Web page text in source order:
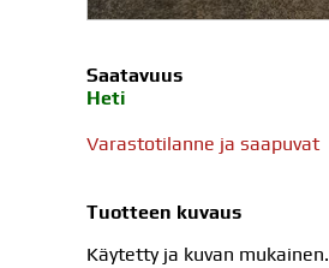
Saatavuus
Heti
Varastotilanne ja saapuvat
Tuotteen kuvaus
Käytetty ja kuvan mukainen.